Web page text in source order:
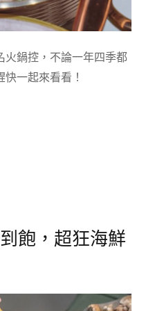
火鍋控，不論一年四季都
一起來看看！
飽，超狂海鮮